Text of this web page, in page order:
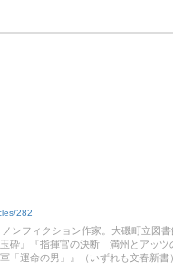
282
ンフィクション作家。大磯町立図書
玉砕』『指揮官の決断 満州とアッ
「運命の男」』（いずれも文春新書